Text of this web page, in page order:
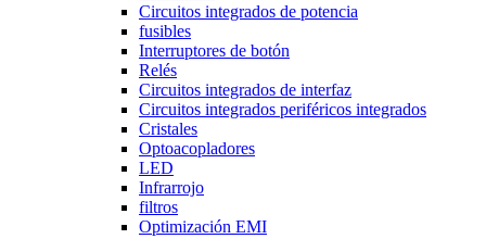
Circuitos integrados de potencia
fusibles
Interruptores de botón
Relés
Circuitos integrados de interfaz
Circuitos integrados periféricos integrados
Cristales
Optoacopladores
LED
Infrarrojo
filtros
Optimización EMI